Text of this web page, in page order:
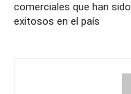
comerciales que han sido
exitosos en el país